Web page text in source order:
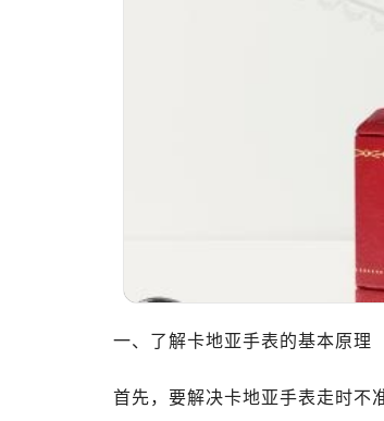
一、了解卡地亚手表的基本原理
首先，要解决卡地亚手表走时不